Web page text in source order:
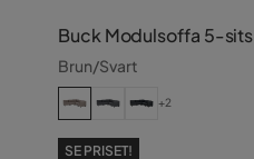
Buck Modulsoffa 5-sits
Brun/Svart
+2
SE PRISET!